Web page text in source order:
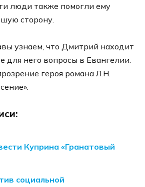
люди также помогли ему
сторону.
узнаем, что Дмитрий находит
для него вопросы в Евангелии.
героя романа Л.Н.
Куприна «Гранатовый
социальной